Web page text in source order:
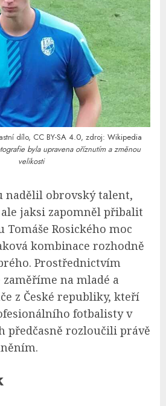
dílo, CC BY-SA 4.0, zdroj: Wikipedia
byla upravena oříznutím a změnou
velikosti
nadělil obrovský talent,
jaksi zapomněl přibalit
Tomáše Rosického moc
kombinace rozhodně
Prostřednictvím
na mladé a
z České republiky, kteří
fotbalisty v
předčasně rozloučili právě